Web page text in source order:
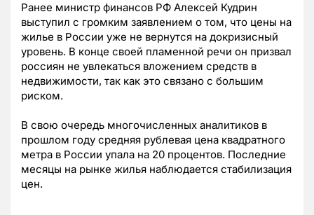
Ранее министр финансов РФ Алексей Кудрин
выступил с громким заявлением о том, что цены на
жилье в России уже не вернутся на докризисный
уровень. В конце своей пламенной речи он призвал
россиян не увлекаться вложением средств в
недвижимости, так как это связано с большим
риском.
В свою очередь многочисленных аналитиков в
прошлом году средняя рублевая цена квадратного
метра в России упала на 20 процентов. Последние
месяцы на рынке жилья наблюдается стабилизация
цен.